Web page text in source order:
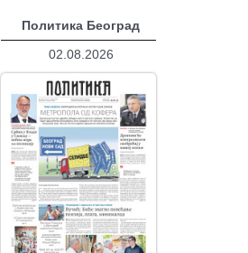
Политика Београд
02.08.2026